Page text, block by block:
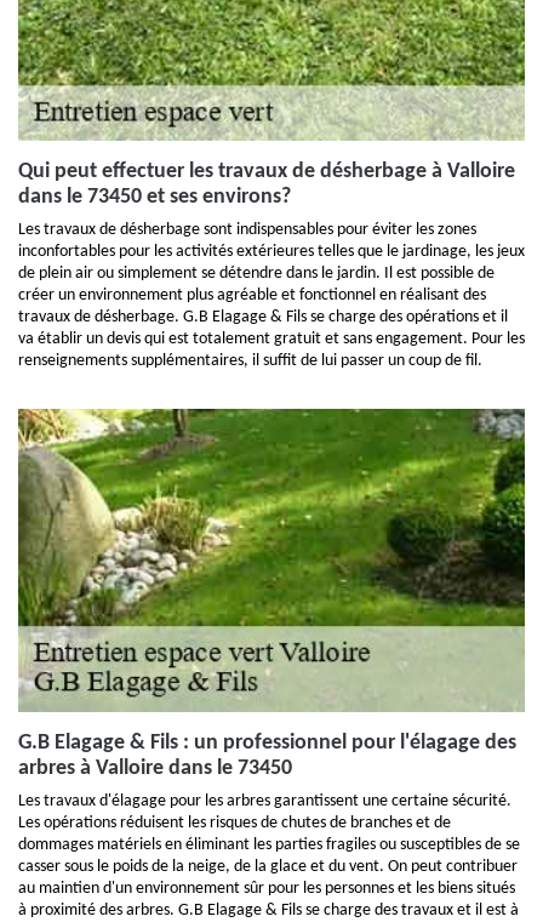
Qui peut effectuer les travaux de désherbage à Valloire
dans le 73450 et ses environs?
Les travaux de désherbage sont indispensables pour éviter les zones
inconfortables pour les activités extérieures telles que le jardinage, les jeux
de plein air ou simplement se détendre dans le jardin. Il est possible de
créer un environnement plus agréable et fonctionnel en réalisant des
travaux de désherbage. G.B Elagage & Fils se charge des opérations et il
va établir un devis qui est totalement gratuit et sans engagement. Pour les
renseignements supplémentaires, il suffit de lui passer un coup de fil.
G.B Elagage & Fils : un professionnel pour l'élagage des
arbres à Valloire dans le 73450
Les travaux d'élagage pour les arbres garantissent une certaine sécurité.
Les opérations réduisent les risques de chutes de branches et de
dommages matériels en éliminant les parties fragiles ou susceptibles de se
casser sous le poids de la neige, de la glace et du vent. On peut contribuer
au maintien d'un environnement sûr pour les personnes et les biens situés
à proximité des arbres. G.B Elagage & Fils se charge des travaux et il est à